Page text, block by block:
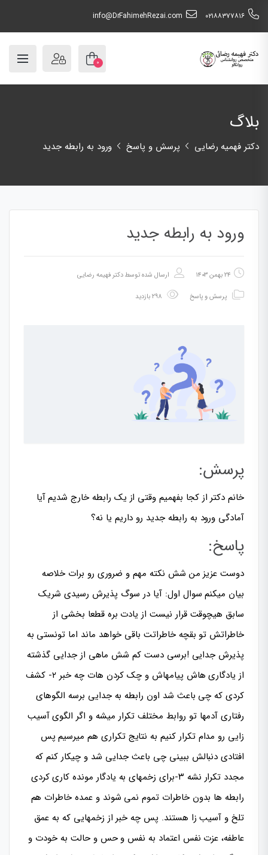
٠٢١٨٨٣٧٧٨١٦ info@DrFahimehRezai.com
۰
بلاگ
دکتر فهمیه رضایی پرسش و پاسخ ورود به رابطه جدید
ورود به رابطه جدید
۲۴ بهمن ۱۴۰۳ ارسال شده توسطدکتر فهیمه رضایی
پرسش و پاسخ
پرسش:
خانم دکتر از کجا بفهمیم وقتی از یک رابطه خارج شدیم آیا
آمادگی ورود به رابطه جدید رو داریم یا نه؟
پاسخ:
دوست عزيز من شش نکته مهم و ضروری رو برات خلاصه
بیان میکنم سوال اول: آیا در سوگ پذیرش رسیدی شریک
سابق هیچوقت قرار نیست از یادت بره قطعا بخشی از
خاطراتش تو بقچه خاطراتت باقی خواهد ماند اما تونستی به
پذیرش جدایی !برسی دست کم شش ماهی از جدایی گذشته
از یادگاری هاش پیامهاش و چک کردن هات چه خبر ۲- کشف
کردی که چی باعث شد اون رابطه به جدایی برسه الگوهای
رفتاری آدمها تو روابط مختلف تکرار میشه و اگر الگوی آسیب
زایی رو مدام تکرار کنیم به نتایج تکراری هم میرسیم پس
افتادی دنبالش ببینی چی باعث جدایی شد و چیکار کنم که
مجدد تکرار نشه ۳-برای زخمهای به یادگار مونده کاری کردی
رابطه ها بدون خاطرات تموم نمی شوند و عمده خاطرات هم
تلخ و آسیب زا هستند. پس چه خبر از زخمهایی که به عمق
عاطفه، عزت نفس اعتماد به نفس و حس و حالت به خودت و